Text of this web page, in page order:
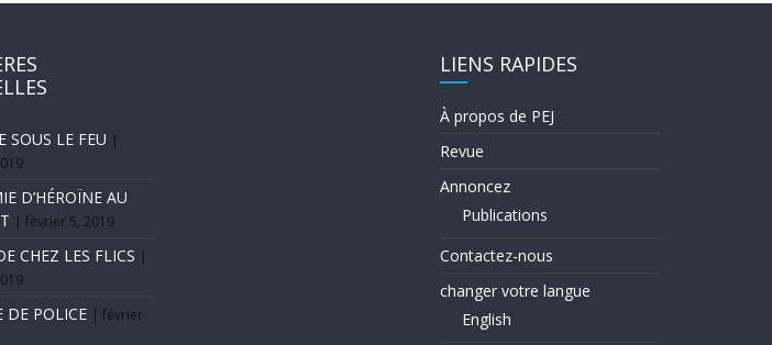
SOUS LE FEU
D’HÉROÏNE AU
février 5, 2019
CHEZ LES FLICS
DE POLICE
février
LIENS RAPIDES
À propos de PEJ
Revue
Annoncez
Publications
Contactez-nous
changer votre langue
English